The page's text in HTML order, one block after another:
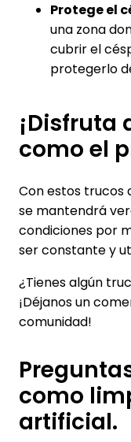
Protege el
una zona
cubrir el
protegerlo
¡Disfruta
como el
Con estos trucos
se mantendrá
condiciones por
ser constante y
¿Tienes algún
¡Déjanos un
comunidad!
como
artificial.